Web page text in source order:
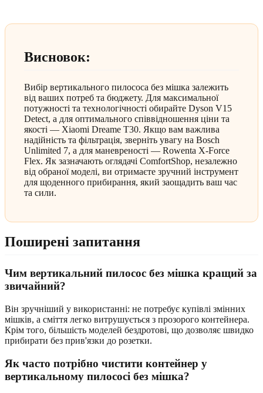
Висновок:
Вибір вертикального пилососа без мішка залежить
від ваших потреб та бюджету. Для максимальної
потужності та технологічності обирайте Dyson V15
Detect, а для оптимального співвідношення ціни та
якості — Xiaomi Dreame T30. Якщо вам важлива
надійність та фільтрація, зверніть увагу на Bosch
Unlimited 7, а для маневреності — Rowenta X-Force
Flex. Як зазначають оглядачі ComfortShop, незалежно
від обраної моделі, ви отримаєте зручний інструмент
для щоденного прибирання, який заощадить ваш час
та сили.
Поширені запитання
Чим вертикальний пилосос без мішка кращий за
звичайний?
Він зручніший у використанні: не потребує купівлі змінних
мішків, а сміття легко витрушується з прозорого контейнера.
Крім того, більшість моделей бездротові, що дозволяє швидко
прибирати без прив'язки до розетки.
Як часто потрібно чистити контейнер у
вертикальному пилососі без мішка?